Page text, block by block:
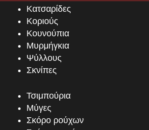
Κατσαρίδες
Κοριούς
Κουνούπια
Μυρμήγκια
Ψύλλους
Σκνίπες
Τσιμπούρια
Μύγες
Σκόρο ρούχων